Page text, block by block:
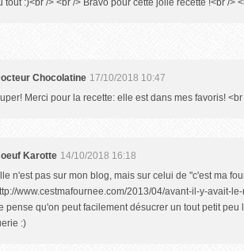
tout :)<br /> <br /> Bravo pour cette jolie recette !<br />
Chocolatine 17/10/2018 10:47
Merci pour la recette: elle est dans mes favoris!
Karotte 14/10/2018 16:18
n'est pas sur mon blog, mais sur celui de "c'est ma
www.cestmafournee.com/2013/04/avant-il-y-avait-
pense qu'on peut facilement désucrer un tout petit peu
:)